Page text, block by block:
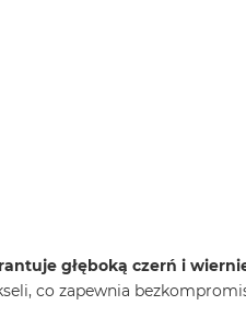
głęboką czerń i
co zapewnia